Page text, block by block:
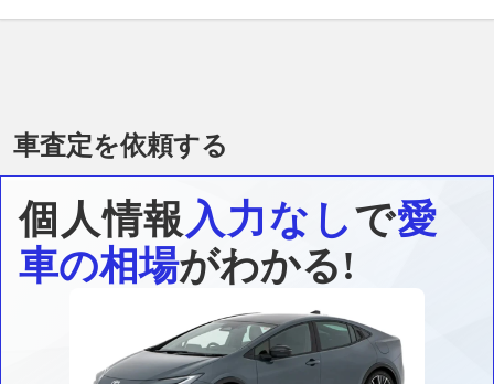
車査定を依頼する
個人情報入力なしで愛
車の相場がわかる!